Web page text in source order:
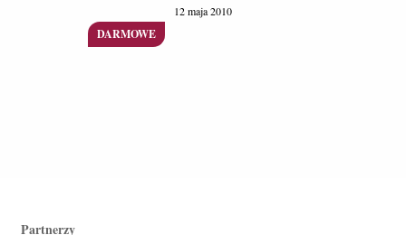
12 maja 2010
Partnerzy